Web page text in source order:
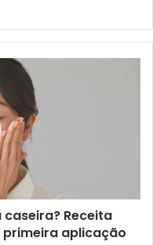
Receita
aplicação